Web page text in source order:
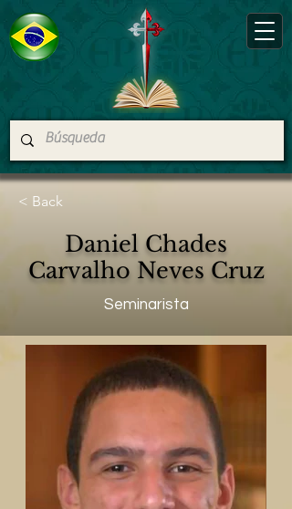
< Back
Daniel Chades
Carvalho Neves Cruz
Seminarista